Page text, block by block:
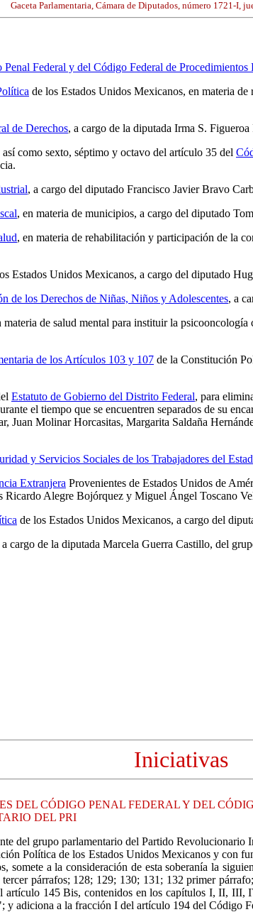
Gaceta Parlamentaria, Cámara de Diputados, número 1721-I,
Penal Federal y del Código Federal de Procedimientos
de los Estados Unidos Mexicanos, en materia
de Derechos, a cargo de la diputada Irma S.
como sexto, séptimo y octavo del artículo 35 del
, a cargo del diputado Francisco Javier Bravo
, en materia de municipios, a cargo del diputado
, en materia de rehabilitación y participación de la
Estados Unidos Mexicanos, a cargo del diputado
de los Derechos de Niñas, Niños y Adolescentes, a
materia de salud mental para instituir la
de los Artículos 103 y 107 de la Constitución
Estatuto de Gobierno del Distrito Federal, para
el tiempo que se encuentren separados de su
Juan Molinar Horcasitas, Margarita Saldaña
y Servicios Sociales de los Trabajadores del
Extranjera Provenientes de Estados Unidos de
Ricardo Alegre Bojórquez y Miguel Ángel Toscano
de los Estados Unidos Mexicanos, a cargo del
a cargo de la diputada Marcela Guerra Castillo, del
Iniciativas
DEL CÓDIGO PENAL FEDERAL Y DEL
DEL PRI
del grupo parlamentario del Partido
Política de los Estados Unidos Mexicanos y con
somete a la consideración de esta soberanía la
párrafos; 128; 129; 130; 131; 132 primer
artículo 145 Bis, contenidos en los capítulos I, II,
adiciona a la fracción I del artículo 194 del Código